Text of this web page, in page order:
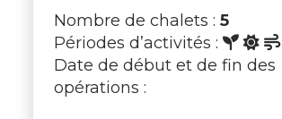
Nombre de chalets : 5
Périodes d’activités :
Date de début et de fin des
opérations :